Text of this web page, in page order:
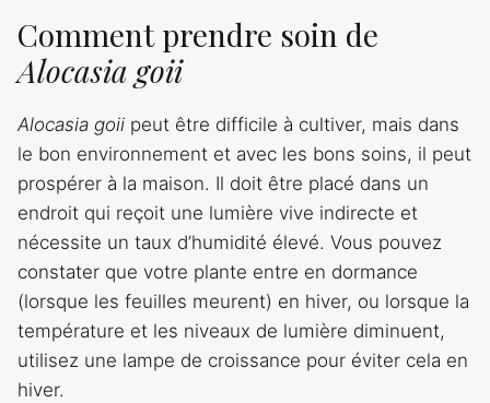
Comment prendre soin de
Alocasia goii
Alocasia goii peut être difficile à cultiver, mais dans
le bon environnement et avec les bons soins, il peut
prospérer à la maison. Il doit être placé dans un
endroit qui reçoit une lumière vive indirecte et
nécessite un taux d’humidité élevé. Vous pouvez
constater que votre plante entre en dormance
(lorsque les feuilles meurent) en hiver, ou lorsque la
température et les niveaux de lumière diminuent,
utilisez une lampe de croissance pour éviter cela en
hiver.